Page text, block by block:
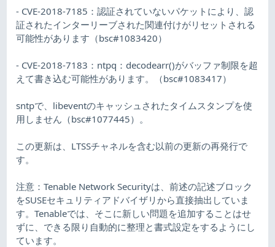
- CVE-2018-7185：認証されていないパケットにより、認
証されたインターリーブされた関連付けがリセットされる
可能性があります（bsc#1083420）
- CVE-2018-7183：ntpq：decodearr()がバッファ制限を超
えて書き込む可能性があります。（bsc#1083417）
sntpで、libeventのキャッシュされたタイムスタンプを使
用しません（bsc#1077445）。
この更新は、LTSSチャネルを含む以前の更新の再発行で
す。
注意：Tenable Network Securityは、前述の記述ブロック
をSUSEセキュリティアドバイザリから直接抽出していま
す。Tenableでは、そこに新しい問題を追加することはせ
ずに、できる限り自動的に整理と書式設定をするようにし
ています。